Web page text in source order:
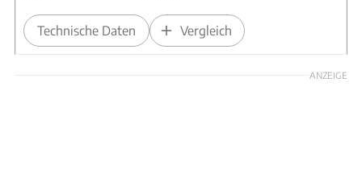
Technische Daten Vergleich
ANZEIGE